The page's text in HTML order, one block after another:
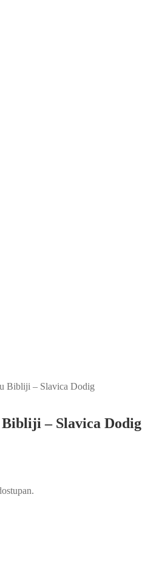
Bibliji – Slavica Dodig
– Slavica Dodig